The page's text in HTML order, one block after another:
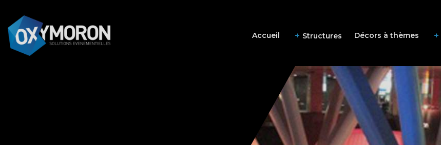
Accueil Structures Décors à thèmes